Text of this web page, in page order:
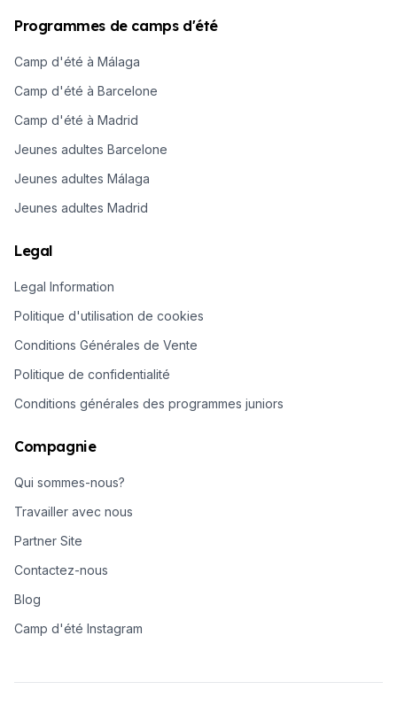
Programmes de camps d'été
Camp d'été à Málaga
Camp d'été à Barcelone
Camp d'été à Madrid
Jeunes adultes Barcelone
Jeunes adultes Málaga
Jeunes adultes Madrid
Legal
Legal Information
Politique d'utilisation de cookies
Conditions Générales de Vente
Politique de confidentialité
Conditions générales des programmes juniors
Compagnie
Qui sommes-nous?
Travailler avec nous
Partner Site
Contactez-nous
Blog
Camp d'été Instagram